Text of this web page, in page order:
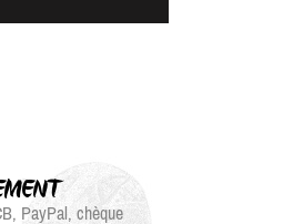
PayPal, chèque